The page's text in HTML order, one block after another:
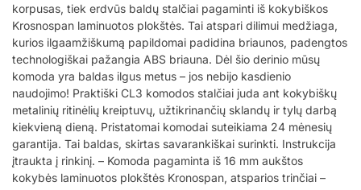
korpusas, tiek erdvūs baldų stalčiai pagaminti iš kokybiškos
Krosnospan laminuotos plokštės. Tai atspari dilimui medžiaga,
kurios ilgaamžiškumą papildomai padidina briaunos, padengtos
technologiškai pažangia ABS briauna. Dėl šio derinio mūsų
komoda yra baldas ilgus metus – jos nebijo kasdienio
naudojimo! Praktiški CL3 komodos stalčiai juda ant kokybiškų
metalinių ritinėlių kreiptuvų, užtikrinančių sklandų ir tylų darbą
kiekvieną dieną. Pristatomai komodai suteikiama 24 mėnesių
garantija. Tai baldas, skirtas savarankiškai surinkti. Instrukcija
įtraukta į rinkinį. – Komoda pagaminta iš 16 mm aukštos
kokybės laminuotos plokštės Kronospan, atsparios trinčiai –